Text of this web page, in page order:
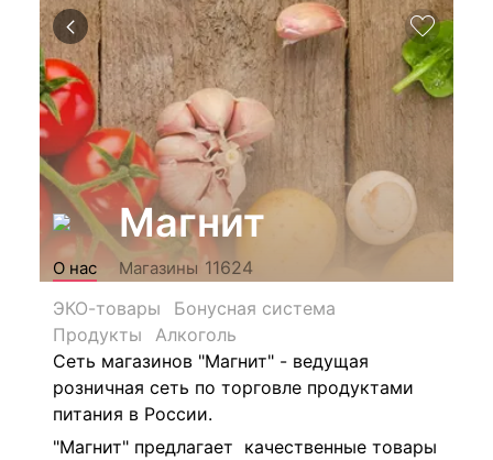
Магнит
О нас Магазины 11624
ЭКО-товары
Бонусная система
Продукты
Алкоголь
Сеть магазинов "Магнит" - ведущая
розничная сеть по торговле продуктами
питания в России.
"Магнит" предлагает качественные товары